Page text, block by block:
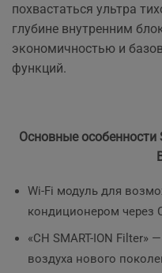
похвастаться ультра
глубине внутренним
экономичностью и
функций.
Основные особенности
Wi-Fi модуль для
кондиционером через
«CH SMART-ION Filter»
воздуха нового